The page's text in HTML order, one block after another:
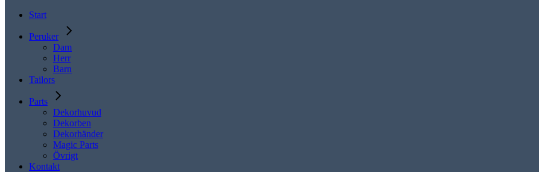
Start
Peruker
Dam
Herr
Barn
Tailors
Parts
Dekorhuvud
Dekorben
Dekorhänder
Magic Parts
Övrigt
Kontakt